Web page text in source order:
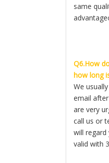
same
Q6.How
how long
We
email
are very
call us or
will regard
valid with